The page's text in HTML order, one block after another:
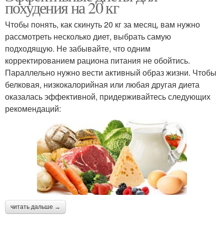
похудения на 20 кг
Чтобы понять, как скинуть 20 кг за месяц, вам нужно
рассмотреть несколько диет, выбрать самую
подходящую. Не забывайте, что одним
корректированием рациона питания не обойтись.
Параллельно нужно вести активный образ жизни. Чтобы
белковая, низкокалорийная или любая другая диета
оказалась эффективной, придерживайтесь следующих
рекомендаций:
читать дальше →